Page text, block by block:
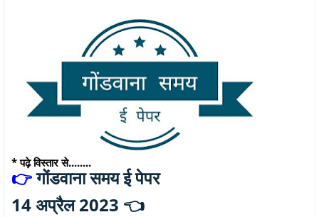
* पढ़े विस्तार से........
👉गोंडवाना समय ई पेपर
14 अप्रैल 2023 👈